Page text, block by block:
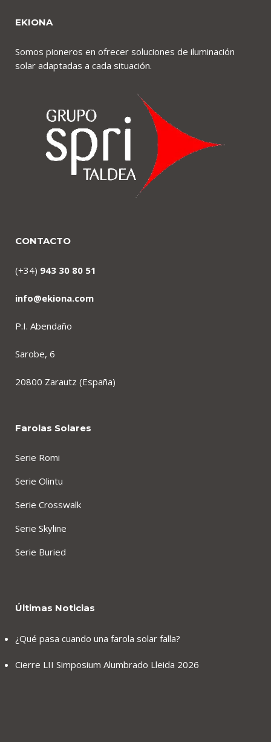
EKIONA
Somos pioneros en ofrecer soluciones de iluminación
solar adaptadas a cada situación.
CONTACTO
(+34) 943 30 80 51
info@ekiona.com
P.I. Abendaño
Sarobe, 6
20800 Zarautz (España)
Farolas Solares
Serie Romi
Serie Olintu
Serie Crosswalk
Serie Skyline
Serie Buried
Últimas Noticias
¿Qué pasa cuando una farola solar falla?
Cierre LII Simposium Alumbrado Lleida 2026